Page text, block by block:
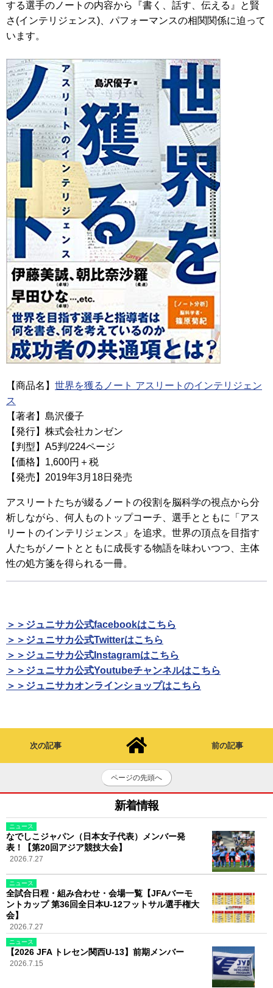
する選手のノートの内容から『書く、話す、伝える』と賢
さ(インテリジェンス)、パフォーマンスの相関関係に迫って
います。
【商品名】 世界を獲るノート アスリートのインテリジェン
ス
【著者】島沢優子
【発行】株式会社カンゼン
【判型】A5判/224ページ
【価格】1,600円＋税
【発売】2019年3月18日発売
アスリートたちが綴るノートの役割を脳科学の視点から分
析しながら、何人ものトップコーチ、選手とともに「アス
リートのインテリジェンス」を追求。世界の頂点を目指す
人たちがノートとともに成長する物語を味わいつつ、主体
性の処方箋を得られる一冊。
＞＞ジュニサカ公式facebookはこちら
＞＞ジュニサカ公式Twitterはこちら
＞＞ジュニサカ公式Instagramはこちら
＞＞ジュニサカ公式Youtubeチャンネルはこちら
＞＞ジュニサカオンラインショップはこちら
次の記事 前の記事
ページの先頭へ
新着情報
ニュース
なでしこジャパン（日本女子代表）メンバー発
表！【第20回アジア競技大会】
2026.7.27
ニュース
全試合日程・組み合わせ・会場一覧【JFAバーモ
ントカップ 第36回全日本U-12フットサル選手権大
会】
2026.7.27
ニュース
【2026 JFA トレセン関西U-13】前期メンバー
2026.7.15